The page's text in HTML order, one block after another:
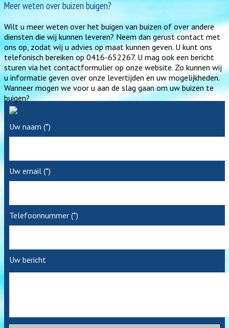
Meer weten over buizen buigen?
Wilt u meer weten over het buigen van buizen of over andere
diensten die wij kunnen leveren? Neem dan gerust contact met
ons op, zodat wij u advies op maat kunnen geven. U kunt ons
telefonisch bereiken op 0416-652267. U mag ook een bericht
sturen via het contactformulier op onze website. Zo kunnen wij
u informatie geven over onze levertijden en uw mogelijkheden.
Wanneer mogen we voor u aan de slag gaan om uw buizen te
buigen?
Uw naam (*)
Uw email (*)
Telefoonnummer (*)
Uw bericht